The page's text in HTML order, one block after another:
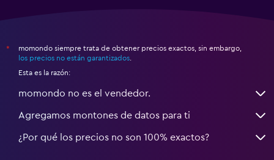
*
momondo siempre trata de obtener precios exactos, sin embargo,
los precios no están garantizados
Esta es la razón:
momondo no es el vendedor.
Agregamos montones de datos para ti
¿Por qué los precios no son 100% exactos?